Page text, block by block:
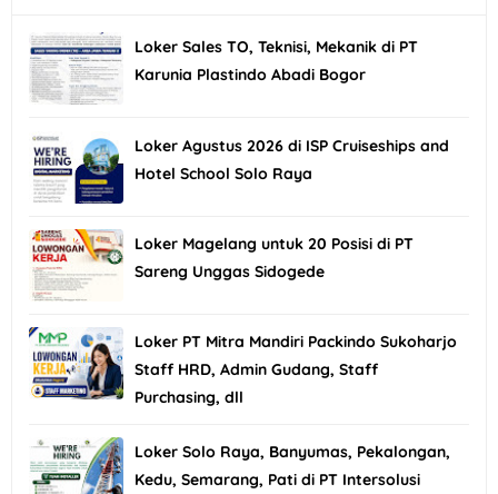
Loker Sales TO, Teknisi, Mekanik di PT
Karunia Plastindo Abadi Bogor
Loker Agustus 2026 di ISP Cruiseships and
Hotel School Solo Raya
Loker Magelang untuk 20 Posisi di PT
Sareng Unggas Sidogede
Loker PT Mitra Mandiri Packindo Sukoharjo
Staff HRD, Admin Gudang, Staff
Purchasing, dll
Loker Solo Raya, Banyumas, Pekalongan,
Kedu, Semarang, Pati di PT Intersolusi